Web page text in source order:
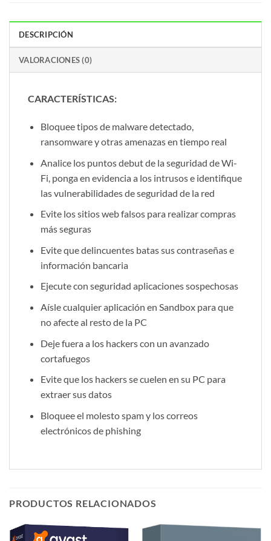
DESCRIPCIÓN
VALORACIONES (0)
CARACTERÍSTICAS:
Bloquee tipos de malware detectado,
ransomware y otras amenazas en tiempo real
Analice los puntos debut de la seguridad de Wi-
Fi, ponga en evidencia a los intrusos e identifique
las vulnerabilidades de seguridad de la red
Evite los sitios web falsos para realizar compras
más seguras
Evite que delincuentes batas sus contraseñas e
información bancaria
Ejecute con seguridad aplicaciones sospechosas
Aísle cualquier aplicación en Sandbox para que
no afecte al resto de la PC
Deje fuera a los hackers con un avanzado
cortafuegos
Evite que los hackers se cuelen en su PC para
extraer sus datos
Bloquee el molesto spam y los correos
electrónicos de phishing
PRODUCTOS RELACIONADOS